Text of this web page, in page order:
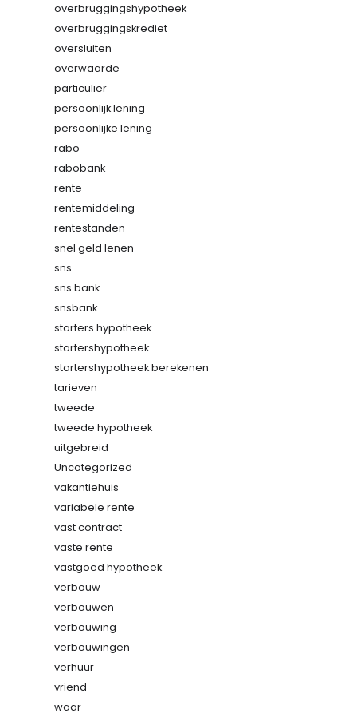
overbruggingshypotheek
overbruggingskrediet
oversluiten
overwaarde
particulier
persoonlijk lening
persoonlijke lening
rabo
rabobank
rente
rentemiddeling
rentestanden
snel geld lenen
sns
sns bank
snsbank
starters hypotheek
startershypotheek
startershypotheek berekenen
tarieven
tweede
tweede hypotheek
uitgebreid
Uncategorized
vakantiehuis
variabele rente
vast contract
vaste rente
vastgoed hypotheek
verbouw
verbouwen
verbouwing
verbouwingen
verhuur
vriend
waar